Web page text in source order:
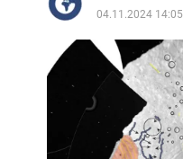
Лайфхаки
04.11.2024 14:05